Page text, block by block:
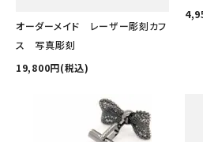
ご利用ガイド
修理・交換
オーダーメイド レーザー彫刻カフ
ス 写真彫刻
19,800円(税込)